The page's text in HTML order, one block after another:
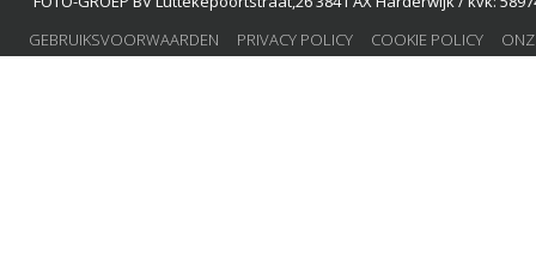
GEBRUIKSVOORWAARDEN
PRIVACY POLICY COOKIE POLICY